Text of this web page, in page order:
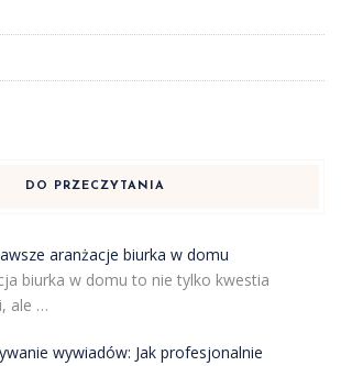
DO PRZECZYTANIA
aranżacje biurka w domu
biurka w domu to nie tylko kwestia
ale …
wywiadów: Jak profesjonalnie